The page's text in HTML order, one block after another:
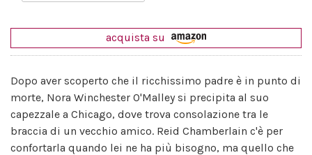
acquista su
Dopo aver scoperto che il ricchissimo padre è in punto di
morte, Nora Winchester O'Malley si precipita al suo
capezzale a Chicago, dove trova consolazione tra le
braccia di un vecchio amico. Reid Chamberlain c'è per
confortarla quando lei ne ha più bisogno, ma quello che